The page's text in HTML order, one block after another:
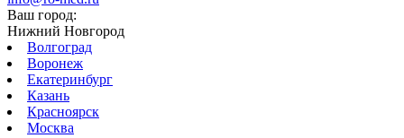
Ваш город:
Нижний Новгород
Волгоград
Воронеж
Екатеринбург
Казань
Красноярск
Москва